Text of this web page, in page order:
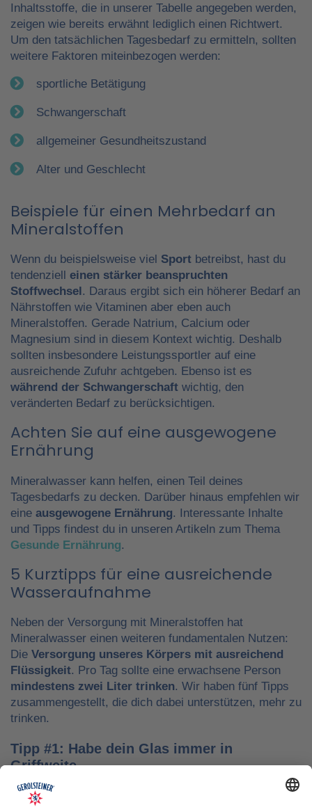
Inhaltsstoffe, die in unserer Tabelle angegeben werden,
zeigen wie bereits erwähnt lediglich einen Richtwert.
Um den tatsächlichen Tagesbedarf zu ermitteln, sollten
weitere Faktoren miteinbezogen werden:
sportliche Betätigung
Schwangerschaft
allgemeiner Gesundheitszustand
Alter und Geschlecht
Beispiele für einen Mehrbedarf an
Mineralstoffen
Wenn du beispielsweise viel Sport betreibst, hast du
tendenziell einen stärker beanspruchten
Stoffwechsel. Daraus ergibt sich ein höherer Bedarf an
Nährstoffen wie Vitaminen aber eben auch
Mineralstoffen. Gerade Natrium, Calcium oder
Magnesium sind in diesem Kontext wichtig. Deshalb
sollten insbesondere Leistungssportler auf eine
ausreichende Zufuhr achtgeben. Ebenso ist es
während der Schwangerschaft wichtig, den
veränderten Bedarf zu berücksichtigen.
Achten Sie auf eine ausgewogene
Ernährung
Mineralwasser kann helfen, einen Teil deines
Tagesbedarfs zu decken. Darüber hinaus empfehlen wir
eine ausgewogene Ernährung. Interessante Inhalte
und Tipps findest du in unseren Artikeln zum Thema
Gesunde Ernährung.
5 Kurztipps für eine ausreichende
Wasseraufnahme
Neben der Versorgung mit Mineralstoffen hat
Mineralwasser einen weiteren fundamentalen Nutzen:
Die Versorgung unseres Körpers mit ausreichend
Flüssigkeit. Pro Tag sollte eine erwachsene Person
mindestens zwei Liter trinken. Wir haben fünf Tipps
zusammengestellt, die dich dabei unterstützen, mehr zu
trinken.
Tipp #1: Habe dein Glas immer in
Griffweite
Ob bei der Arbeit oder während der Freizeit: Wasser